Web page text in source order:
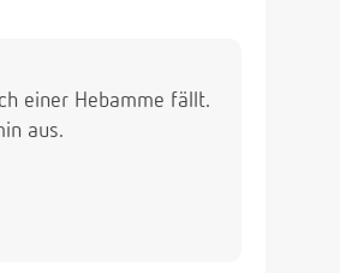
einer Hebamme fällt.
aus.